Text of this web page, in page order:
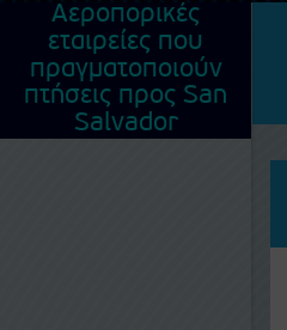
Αεροπορικές
εταιρείες που
πραγματοποιούν
πτήσεις προς San
Salvador